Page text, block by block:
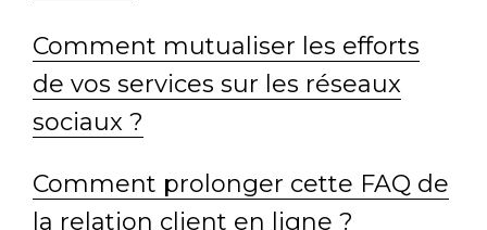
Comment mutualiser les efforts
de vos services sur les réseaux
sociaux ?
Comment prolonger cette FAQ de
la relation client en ligne ?